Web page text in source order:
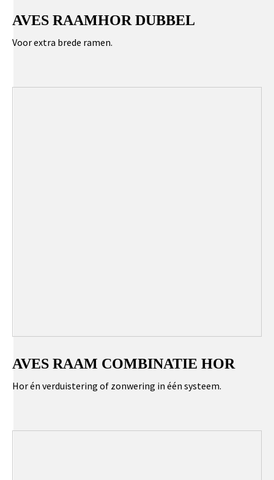
AVES RAAMHOR DUBBEL
Voor extra brede ramen.
AVES RAAM COMBINATIE HOR
Hor én verduistering of zonwering in één systeem.